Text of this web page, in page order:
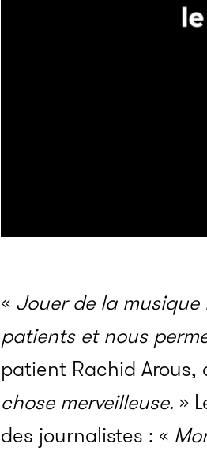
« Jouer de la
patients et nous
patient Rachid Arous,
chose merveilleuse. »
des journalistes : «